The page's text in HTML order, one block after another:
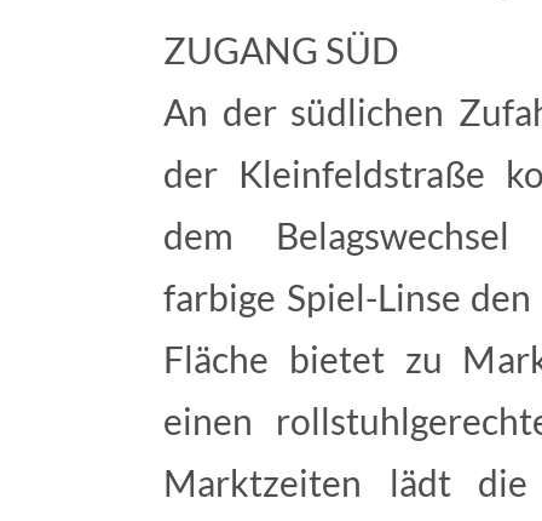
ZUGANG SÜD
An der südlichen
der Kleinfeldstraße
dem
farbige Spiel-Linse
Fläche bietet zu
einen
Marktzeiten lädt